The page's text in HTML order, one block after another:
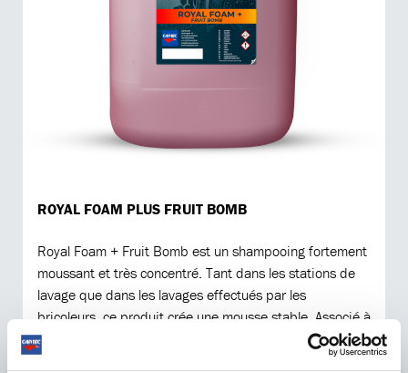
ROYAL FOAM PLUS FRUIT BOMB
Royal Foam + Fruit Bomb est un shampooing fortement
moussant et très concentré. Tant dans les stations de
lavage que dans les lavages effectués par les
bricoleurs, ce produit crée une mousse stable. Associé à
un parfum puissant, le lavage de la voiture devient une
expérience.